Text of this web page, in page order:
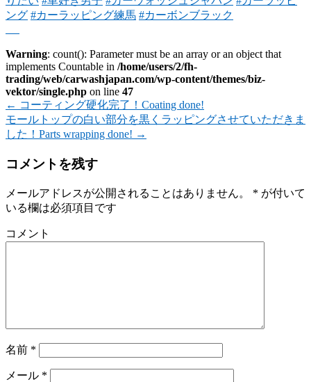
ング #カーラッピング練馬 #カーボンブラック
Warning: count(): Parameter must be an array or an object that
implements Countable in /home/users/2/fh-
trading/web/carwashjapan.com/wp-content/themes/biz-
vektor/single.php on line 47
← コーティング硬化完了！Coating done!
モールトップの白い部分を黒くラッピングさせていただきま
した！Parts wrapping done! →
コメントを残す
メールアドレスが公開されることはありません。 * が付いて
いる欄は必須項目です
コメント
名前 *
メール *